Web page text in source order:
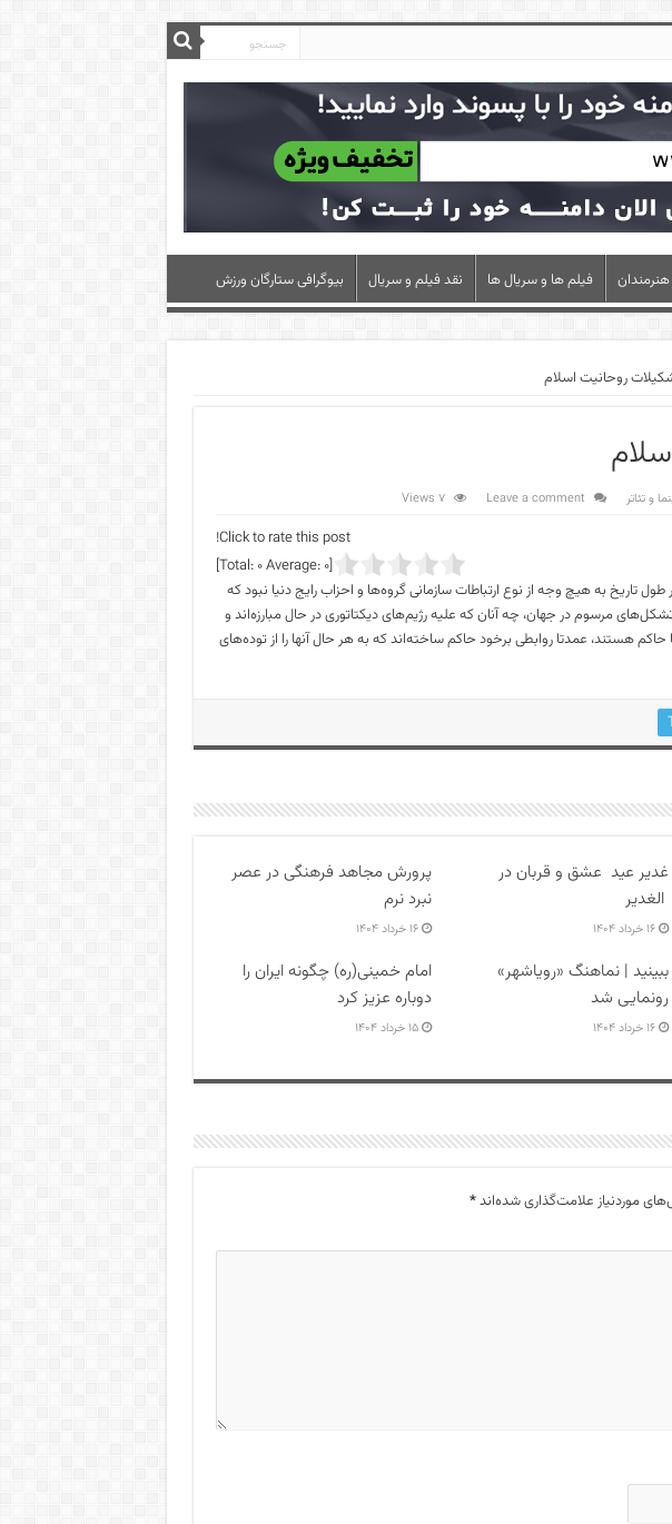
فیلم ها و سریال ها نقد فیلم و سریال بیوگرافی ستارگان ورزش
روحانیت اسلام
و تئاتر Leave a comment
7 Views
Click to rate this post!
[Total:
0Average: 0
]
تاریخ به هیچ وجه از نوع ارتباطات سازمانی گروه‌ها و احزاب رایج دنیا نبود که
مرسوم در جهان، چه آنان که علیه رژیم‌های دیکتاتوری در حال مبارزه‌اند و
هستند، عمدتا روابطی برخود حاکم ساخته‌اند که به هر حال آنها را از توده‌های
غدیر عید عشق و قربان در
الغدیر
۱۶ خرداد ۱۴۰۴
پرورش مجاهد فرهنگی در عصر
نبرد نرم
۱۶ خرداد ۱۴۰۴
ببینید | نماهنگ «رویاشهر»
رونمایی شد
۱۶ خرداد ۱۴۰۴
امام خمینی(ره) چگونه ایران را
دوباره عزیز کرد
۱۵ خرداد ۱۴۰۴
موردنیاز علامت‌گذاری شده‌اند*